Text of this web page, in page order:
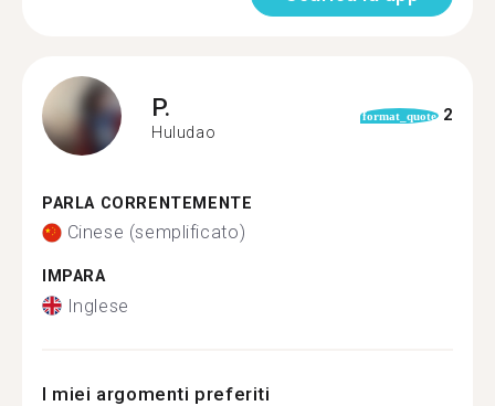
P.
Huludao
format_quote 2
PARLA CORRENTEMENTE
Cinese (semplificato)
IMPARA
Inglese
I miei argomenti preferiti